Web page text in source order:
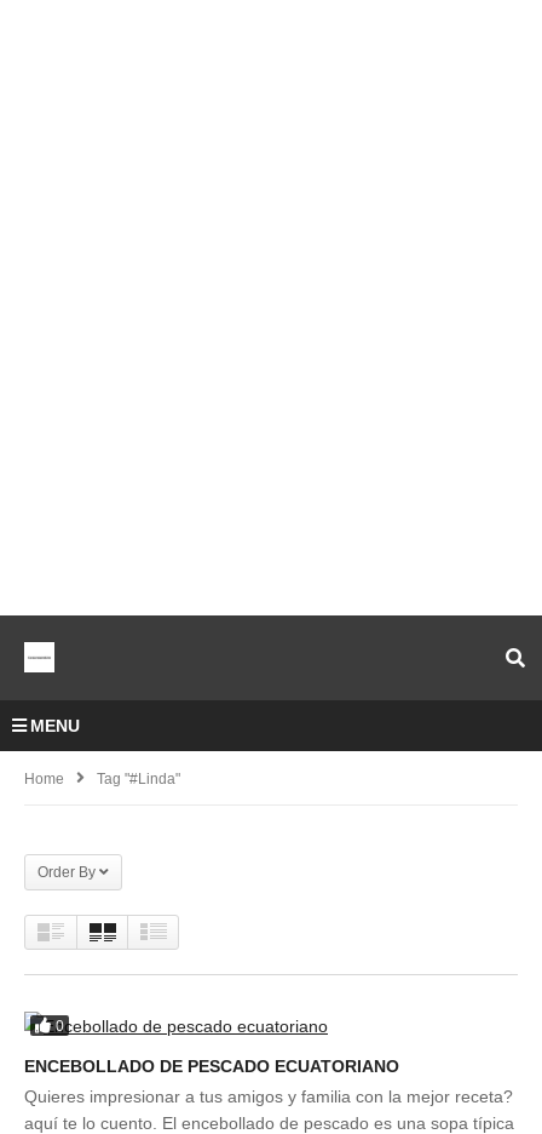
MENU
Home Tag "#linda"
Order By
0
ENCEBOLLADO DE PESCADO ECUATORIANO
Quieres impresionar a tus amigos y familia con la mejor receta?
aquí te lo cuento. El encebollado de pescado es una sopa típica